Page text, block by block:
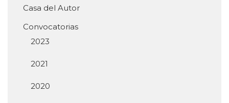
Casa del Autor
Convocatorias
2023
2021
2020